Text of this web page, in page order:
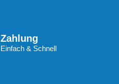
Zahlung
Einfach & Schnell